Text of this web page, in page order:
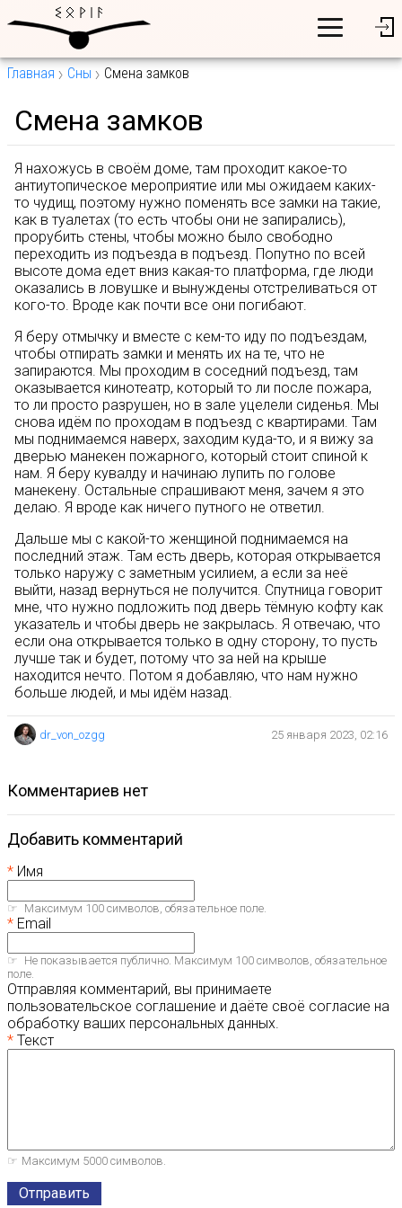
Главная Сны Смена замков
Смена замков
Я нахожусь в своём доме, там проходит какое-то
антиутопическое мероприятие или мы ожидаем каких-
то чудищ, поэтому нужно поменять все замки на такие,
как в туалетах (то есть чтобы они не запирались),
прорубить стены, чтобы можно было свободно
переходить из подъезда в подъезд. Попутно по всей
высоте дома едет вниз какая-то платформа, где люди
оказались в ловушке и вынуждены отстреливаться от
кого-то. Вроде как почти все они погибают.
Я беру отмычку и вместе с кем-то иду по подъездам,
чтобы отпирать замки и менять их на те, что не
запираются. Мы проходим в соседний подъезд, там
оказывается кинотеатр, который то ли после пожара,
то ли просто разрушен, но в зале уцелели сиденья. Мы
снова идём по проходам в подъезд с квартирами. Там
мы поднимаемся наверх, заходим куда-то, и я вижу за
дверью манекен пожарного, который стоит спиной к
нам. Я беру кувалду и начинаю лупить по голове
манекену. Остальные спрашивают меня, зачем я это
делаю. Я вроде как ничего путного не ответил.
Дальше мы с какой-то женщиной поднимаемся на
последний этаж. Там есть дверь, которая открывается
только наружу с заметным усилием, а если за неё
выйти, назад вернуться не получится. Спутница говорит
мне, что нужно подложить под дверь тёмную кофту как
указатель и чтобы дверь не закрылась. Я отвечаю, что
если она открывается только в одну сторону, то пусть
лучше так и будет, потому что за ней на крыше
находится нечто. Потом я добавляю, что нам нужно
больше людей, и мы идём назад.
dr_von_ozgg 25 января 2023, 02:16
комментариев нет
Добавить комментарий
Имя
Максимум 100 символов, обязательное поле.
Email
Не показывается публично. Максимум 100 символов, обязательное
поле.
Отправляя комментарий, вы принимаете
пользовательское соглашение и даёте своё согласие на
обработку ваших персональных данных.
Текст
Максимум 5000 символов.
Отправить